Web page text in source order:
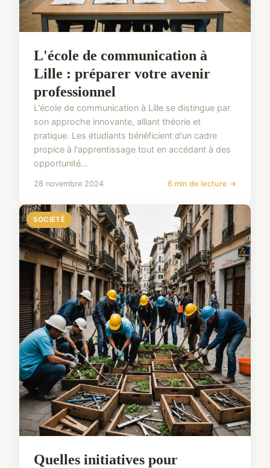
L'école de communication à
Lille : préparer votre avenir
professionnel
L'école de communication à Lille se distingue par
son approche innovante, alliant théorie et
pratique. Les étudiants bénéficient d'un cadre
propice à l'apprentissage tout en accédant à des
opportunité...
28 novembre 2024 6 min de lecture →
SOCIÉTÉ
Quelles initiatives pour